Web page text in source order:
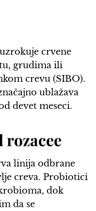
crvene
grudima ili
crevu (SIBO).
ublažava
devet meseci.
rozacee
linija odbrane
creva. Probiotici
dok
da se